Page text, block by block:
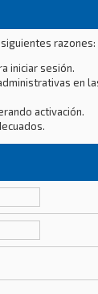
razones:
iniciar sesión.
en
activación.